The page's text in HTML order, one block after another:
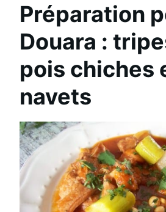
Préparation
Douara :
pois chiches
navets